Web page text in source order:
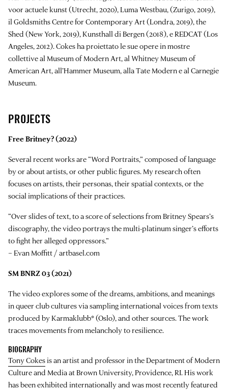
voor actuele kunst (Utrecht, 2020), Luma Westbau, (Zurigo, 2019),
il Goldsmiths Centre for Contemporary Art (Londra, 2019), the
Shed (New York, 2019), Kunsthall di Bergen (2018), e REDCAT (Los
Angeles, 2012). Cokes ha proiettato le sue opere in mostre
collettive al Museum of Modern Art, al Whitney Museum of
American Art, all’Hammer Museum, alla Tate Modern e al Carnegie
Museum.
PROJECTS
Free Britney? (2022)
Several recent works are “Word Portraits,” composed of language
by or about artists, or other public figures. My research often
focuses on artists, their personas, their spatial contexts, or the
social implications of their practices.
“Over slides of text, to a score of selections from Britney Spears’s
discography, the video portrays the multi-platinum singer’s efforts
to fight her alleged oppressors.”
– Evan Moffitt / artbasel.com
SM BNRZ 03 (2021)
The video explores some of the dreams, ambitions, and meanings
in queer club cultures via sampling international voices from texts
produced by Karmaklubb* (Oslo), and other sources. The work
traces movements from melancholy to resilience.
BIOGRAPHY
Tony Cokesis an artist and professor in the Department of Modern
Culture and Media at Brown University, Providence, RI. His work
has been exhibited internationally and was most recently featured